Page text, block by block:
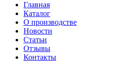
Главная
Каталог
О производстве
Новости
Статьи
Отзывы
Контакты